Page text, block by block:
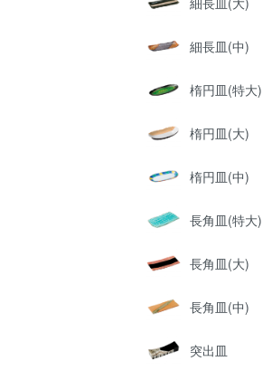
細長皿(中)
楕円皿(特大)
楕円皿(大)
楕円皿(中)
長角皿(特大)
長角皿(大)
長角皿(中)
突出皿